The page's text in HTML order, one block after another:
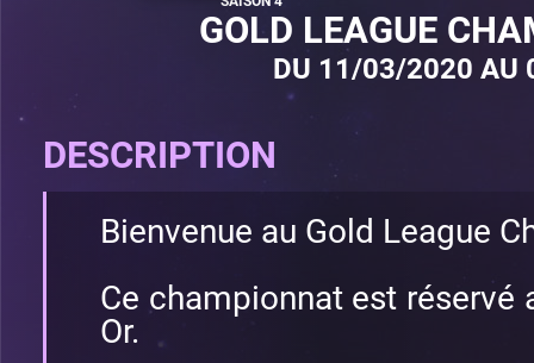
GOLD LEAGUE
DU 11/03/2020 AU
DESCRIPTION
Bienvenue au Gold League
Ce championnat est réservé
Or.